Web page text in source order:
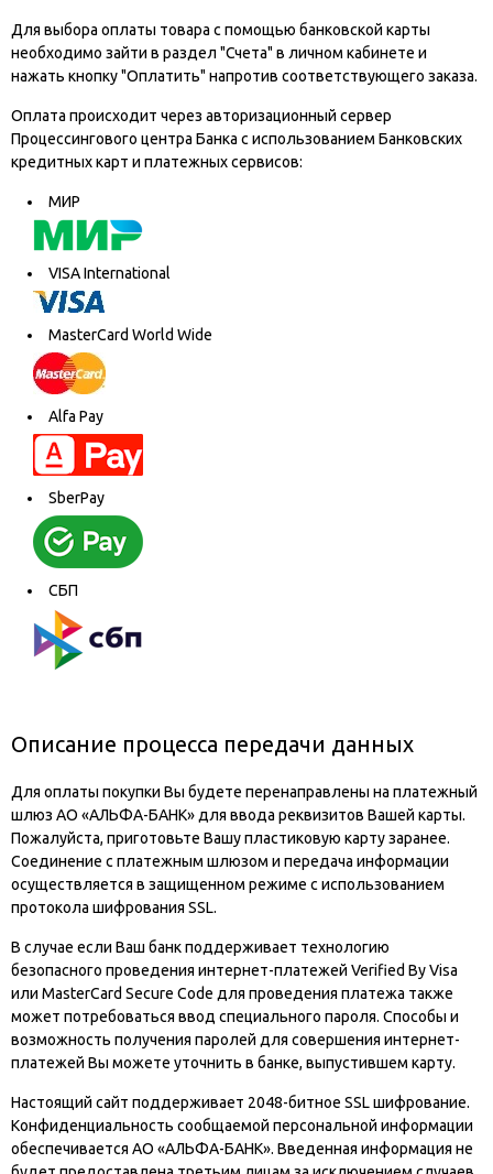
Для выбора оплаты товара с помощью банковской карты
необходимо зайти в раздел "Счета" в личном кабинете и
нажать кнопку "Оплатить" напротив соответствующего заказа.
Оплата происходит через авторизационный сервер
Процессингового центра Банка с использованием Банковских
кредитных карт и платежных сервисов:
МИР
VISA International
MasterCard World Wide
Alfa Pay
SberPay
СБП
Описание процесса передачи данных
Для оплаты покупки Вы будете перенаправлены на платежный
шлюз АО «АЛЬФА-БАНК» для ввода реквизитов Вашей карты.
Пожалуйста, приготовьте Вашу пластиковую карту заранее.
Соединение с платежным шлюзом и передача информации
осуществляется в защищенном режиме с использованием
протокола шифрования SSL.
В случае если Ваш банк поддерживает технологию
безопасного проведения интернет-платежей Verified By Visa
или MasterCard Secure Code для проведения платежа также
может потребоваться ввод специального пароля. Способы и
возможность получения паролей для совершения интернет-
платежей Вы можете уточнить в банке, выпустившем карту.
Настоящий сайт поддерживает 2048-битное SSL шифрование.
Конфиденциальность сообщаемой персональной информации
обеспечивается АО «АЛЬФА-БАНК». Введенная информация не